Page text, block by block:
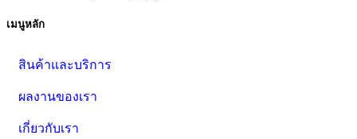
เมนูหลัก
สินค้าและบริการ
ผลงานของเรา
เกี่ยวกับเรา